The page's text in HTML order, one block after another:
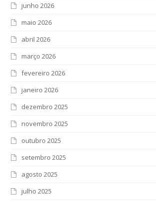
junho 2026
maio 2026
abril 2026
março 2026
fevereiro 2026
janeiro 2026
dezembro 2025
novembro 2025
outubro 2025
setembro 2025
agosto 2025
julho 2025